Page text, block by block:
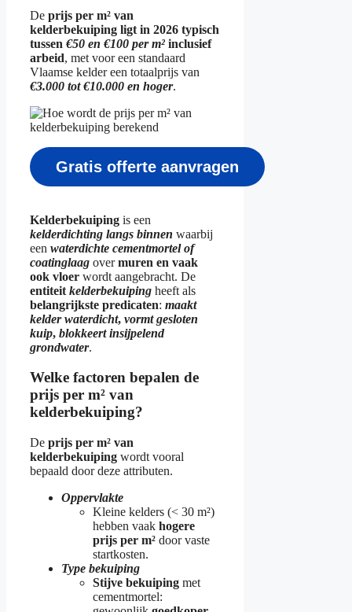
De prijs per m² van
kelderbekuiping ligt in 2026 typisch
tussen €50 en €100 per m² inclusief
arbeid, met voor een standaard
Vlaamse kelder een totaalprijs van
€3.000 tot €10.000 en hoger.
Gratis offerte aanvragen
Kelderbekuiping is een
kelderdichting langs binnen waarbij
een waterdichte cementmortel of
coatinglaag overmuren en vaak
ook vloer wordt aangebracht. De
entiteit kelderbekuiping heeft als
belangrijkste predicaten: maakt
kelder waterdicht, vormt gesloten
kuip, blokkeert insijpelend
grondwater.
Welke factoren bepalen de
prijs per m² van
kelderbekuiping?
De prijs per m² van
kelderbekuiping wordt vooral
bepaald door deze attributen.
Oppervlakte
Kleine kelders (< 30 m²)
hebben vaak hogere
prijs per m² door vaste
startkosten.
Type bekuiping
Stijve bekuiping met
cementmortel: